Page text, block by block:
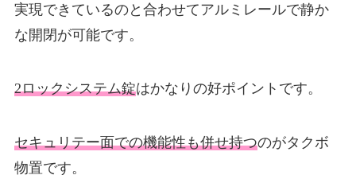
実現できているのと合わせてアルミレールで静か
な開閉が可能です。
2ロックシステム錠はかなりの好ポイントです。
セキュリテー面での機能性も併せ持つのがタクボ
物置です。